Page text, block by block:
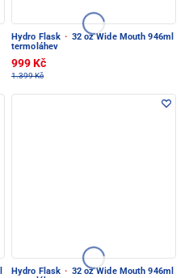
Hydro Flask · 32 oz Wide Mouth 946ml
termoláhev
999 Kč
1.399 Kč
Hydro Flask · 32 oz Wide Mouth 946ml